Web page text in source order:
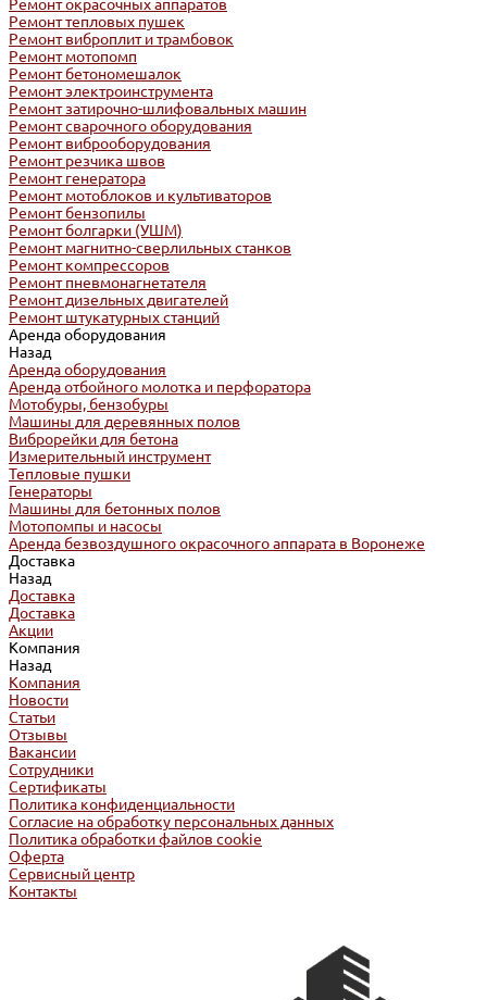
Ремонт окрасочных аппаратов
Ремонт тепловых пушек
Ремонт виброплит и трамбовок
Ремонт мотопомп
Ремонт бетономешалок
Ремонт электроинструмента
Ремонт затирочно-шлифовальных машин
Ремонт сварочного оборудования
Ремонт виброоборудования
Ремонт резчика швов
Ремонт генератора
Ремонт мотоблоков и культиваторов
Ремонт бензопилы
Ремонт болгарки (УШМ)
Ремонт магнитно-сверлильных станков
Ремонт компрессоров
Ремонт пневмонагнетателя
Ремонт дизельных двигателей
Ремонт штукатурных станций
Аренда оборудования
Назад
Аренда оборудования
Аренда отбойного молотка и перфоратора
Мотобуры, бензобуры
Машины для деревянных полов
Виброрейки для бетона
Измерительный инструмент
Тепловые пушки
Генераторы
Машины для бетонных полов
Мотопомпы и насосы
Аренда безвоздушного окрасочного аппарата в Воронеже
Доставка
Назад
Доставка
Доставка
Акции
Компания
Назад
Компания
Новости
Статьи
Отзывы
Вакансии
Сотрудники
Сертификаты
Политика конфиденциальности
Согласие на обработку персональных данных
Политика обработки файлов cookie
Оферта
Сервисный центр
Контакты